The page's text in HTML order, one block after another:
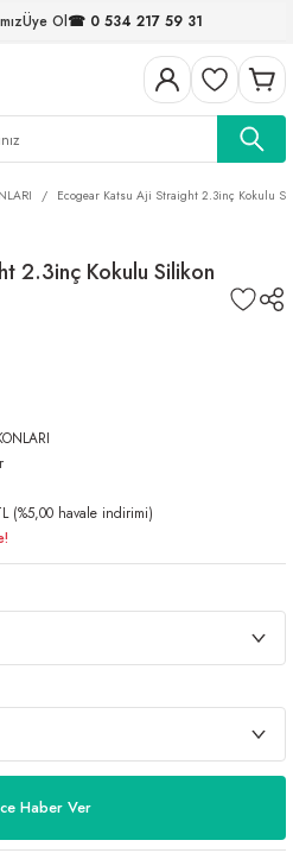
Üye Ol☎ 0 534 217 59 31
Ecogear Katsu Aji Straight 2.3inç Kokulu
2.3inç Kokulu Silikon
(%5,00 havale indirimi)
Haber Ver